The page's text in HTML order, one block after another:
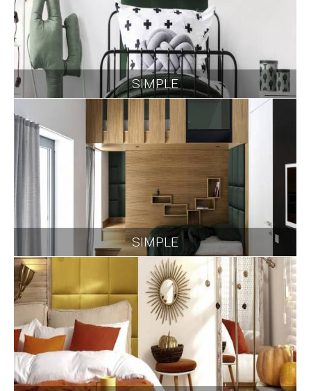
SIMPLE
SIMPLE